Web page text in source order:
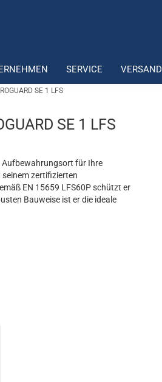
SERVICE VERSAND
SE 1 LFS
SE 1 LFS
Aufbewahrungsort für Ihre
zertifizierten
EN 15659 LFS60P schützt er
Bauweise ist er die ideale